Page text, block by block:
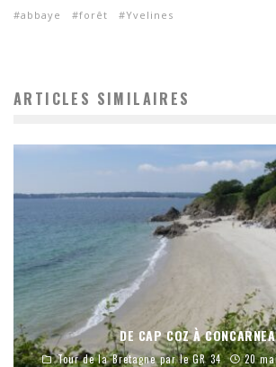
abbaye forêt Yvelines
ARTICLES SIMILAIRES
DE CAP COZ À
Tour de la Bretagne par le GR 34 20